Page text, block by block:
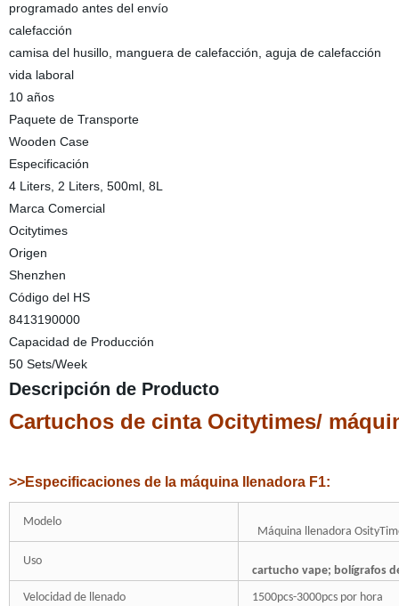
programado antes del envío
calefacción
camisa del husillo, manguera de calefacción, aguja de calefacción
vida laboral
10 años
Paquete de Transporte
Wooden Case
Especificación
4 Liters, 2 Liters, 500ml, 8L
Marca Comercial
Ocitytimes
Origen
Shenzhen
Código del HS
8413190000
Capacidad de Producción
50 Sets/Week
Descripción de Producto
Cartuchos de cinta Ocitytimes/
>>Especificaciones de la máquina llenadora F1:
Modelo
Máquina llenadora
Uso
cartucho vape; bolígrafos
Velocidad de llenado
1500pcs-3000pcs por hora